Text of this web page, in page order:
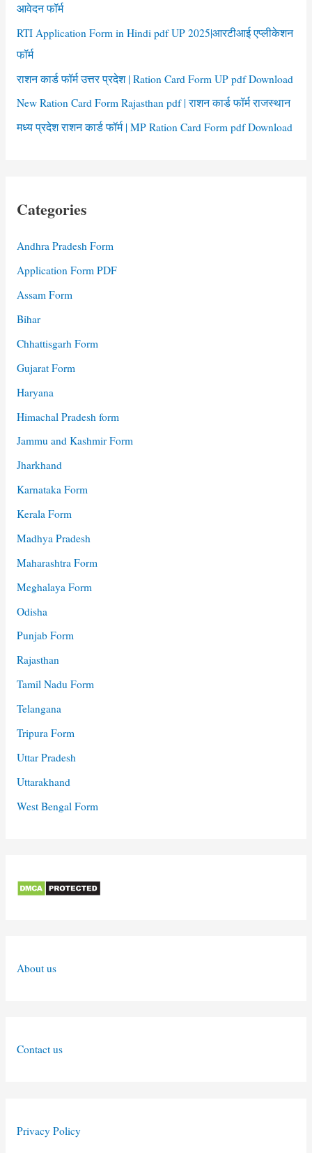
आवेदन फॉर्म
RTI Application Form in Hindi pdf UP 2025|आरटीआई एप्लीकेशन
फॉर्म
राशन कार्ड फॉर्म उत्तर प्रदेश | Ration Card Form UP pdf Download
New Ration Card Form Rajasthan pdf | राशन कार्ड फॉर्म राजस्थान
मध्य प्रदेश राशन कार्ड फॉर्म | MP Ration Card Form pdf Download
Categories
Andhra Pradesh Form
Application Form PDF
Assam Form
Bihar
Chhattisgarh Form
Gujarat Form
Haryana
Himachal Pradesh form
Jammu and Kashmir Form
Jharkhand
Karnataka Form
Kerala Form
Madhya Pradesh
Maharashtra Form
Meghalaya Form
Odisha
Punjab Form
Rajasthan
Tamil Nadu Form
Telangana
Tripura Form
Uttar Pradesh
Uttarakhand
West Bengal Form
About us
Contact us
Privacy Policy